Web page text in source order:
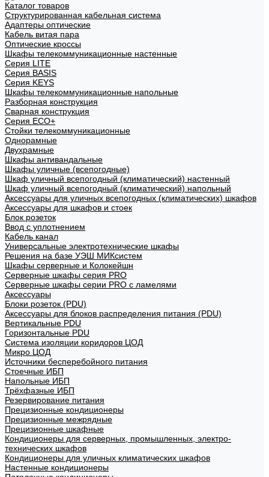
Каталог товаров
Структурированная кабельная система
Адаптеры оптические
Кабель витая пара
Оптические кроссы
Шкафы телекоммуникационные настенные
Cерия LITE
Cерия BASIS
Cерия KEYS
Шкафы телекоммуникационные напольные
Разборная конструкция
Сварная конструкция
Серия ECO+
Стойки телекоммуникационные
Однорамные
Двухрамные
Шкафы антивандальные
Шкафы уличные (всепогодные)
Шкаф уличный всепогодный (климатический) настенный
Шкаф уличный всепогодный (климатический) напольный
Аксессуары для уличных всепогодных (климатических) шкафов
Аксессуары для шкафов и стоек
Блок розеток
Ввод с уплотнением
Кабель канал
Универсальные электротехнические шкафы
Решения на базе УЭШ МИКсистем
Шкафы серверные и Колокейшн
Серверные шкафы серия PRO
Серверные шкафы серии PRO с ламелями
Аксессуары
Блоки розеток (PDU)
Аксессуары для блоков распределения питания (PDU)
Вертикальные PDU
Горизонтальные PDU
Система изоляции коридоров ЦОД
Микро ЦОД
Источники бесперебойного питания
Стоечные ИБП
Напольные ИБП
Трёхфазные ИБП
Резервирование питания
Прецизионные кондиционеры
Прецизионные межрядные
Прецизионные шкафные
Кондиционеры для серверных, промышленных, электро-
технических шкафов
Кондиционеры для уличных климатических шкафов
Настенные кондиционеры